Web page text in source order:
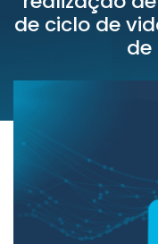
de ciclo de